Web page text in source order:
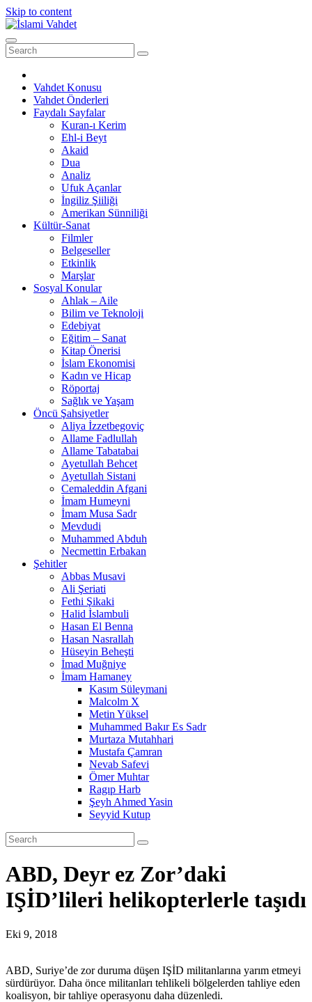
Skip to content
Vahdet Konusu
Vahdet Önderleri
Faydalı Sayfalar
Kuran-ı Kerim
Ehl-i Beyt
Akaid
Dua
Analiz
Ufuk Açanlar
İngiliz Şiiliği
Amerikan Sünniliği
Kültür-Sanat
Filmler
Belgeseller
Etkinlik
Marşlar
Sosyal Konular
Ahlak – Aile
Bilim ve Teknoloji
Edebiyat
Eğitim – Sanat
Kitap Önerisi
İslam Ekonomisi
Kadın ve Hicap
Röportaj
Sağlık ve Yaşam
Öncü Şahsiyetler
Aliya İzzetbegoviç
Allame Fadlullah
Allame Tabatabai
Ayetullah Behcet
Ayetullah Sistani
Cemaleddin Afgani
İmam Humeyni
İmam Musa Sadr
Mevdudi
Muhammed Abduh
Necmettin Erbakan
Şehitler
Abbas Musavi
Ali Şeriati
Fethi Şikaki
Halid İslambuli
Hasan El Benna
Hasan Nasrallah
Hüseyin Beheşti
İmad Muğniye
İmam Hamaney
Kasım Süleymani
Malcolm X
Metin Yüksel
Muhammed Bakır Es Sadr
Murtaza Mutahhari
Mustafa Çamran
Nevab Safevi
Ömer Muhtar
Ragıp Harb
Şeyh Ahmed Yasin
Seyyid Kutup
ABD, Deyr ez Zor’daki
IŞİD’lileri helikopterlerle taşıdı
Eki 9, 2018
ABD, Suriye’de zor duruma düşen IŞİD militanlarına yarım etmeyi
sürdürüyor. Daha önce militanları tehlikeli bölgelerden tahliye eden
koalisyon, bir tahliye operasyonu daha düzenledi.